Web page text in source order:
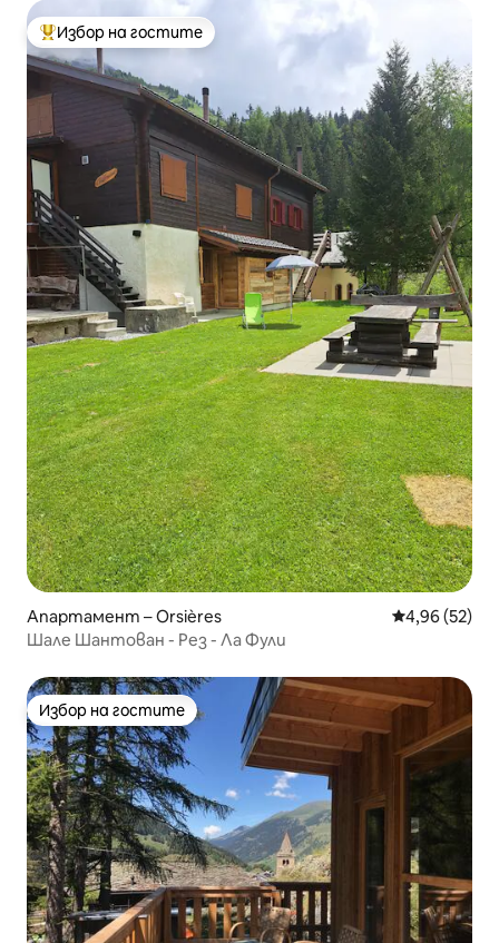
Най-популярен избор на гостите
Избор на гостите
Апартамент – Orsières Средна
4,96 (52)
Шале Шантован - Рез - Ла Фули
Избор на гостите
Избор на гостите